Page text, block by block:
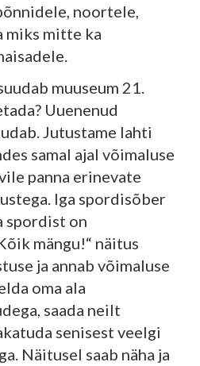
noortele,
miks mitte ka
muuseum 21.
Uuenenud
Jutustame lahti
samal ajal võimaluse
panna erinevate
Iga spordisõber
spordist on
mängu!“ näitus
ja annab võimaluse
oma ala
saada neilt
senisest veelgi
Näitusel saab näha ja